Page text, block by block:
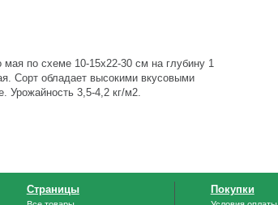
по схеме 10-15х22-30 см на глубину 1
Сорт обладает высокими вкусовыми
3,5-4,2 кг/м2.
Страницы Покупки